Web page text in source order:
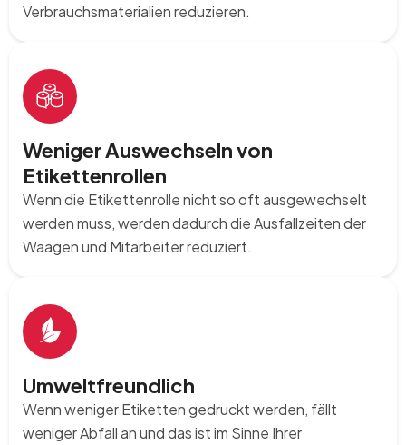
Verbrauchsmaterialien reduzieren.
Weniger Auswechseln von
Etikettenrollen
Wenn die Etikettenrolle nicht so oft ausgewechselt
werden muss, werden dadurch die Ausfallzeiten der
Waagen und Mitarbeiter reduziert.
Umweltfreundlich
Wenn weniger Etiketten gedruckt werden, fällt
weniger Abfall an und das ist im Sinne Ihrer